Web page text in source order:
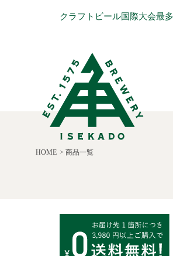
クラフトビール国際大会最
HOME 商品一覧